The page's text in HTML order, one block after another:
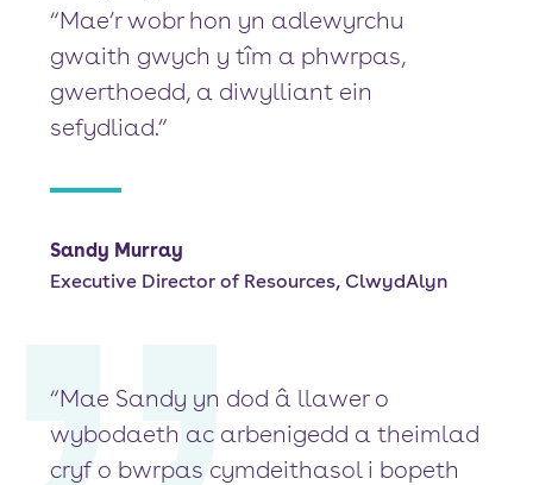
“Mae’r wobr hon yn adlewyrchu
gwaith gwych y tîm a phwrpas,
gwerthoedd, a diwylliant ein
sefydliad.”
Sandy Murray
Executive Director of Resources, ClwydAlyn
“Mae Sandy yn dod â llawer o
wybodaeth ac arbenigedd a theimlad
cryf o bwrpas cymdeithasol i bopeth